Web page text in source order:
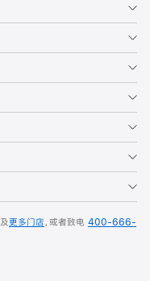
及更多门店，或者致电 400-666-